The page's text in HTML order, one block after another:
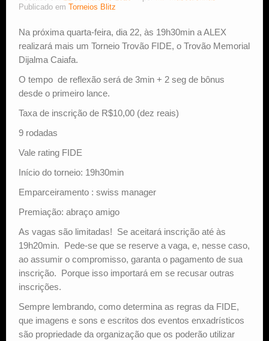
Publicado em
Torneios Blitz
Na próxima quarta-feira, dia 22, às 19h30min a ALEX
realizará mais um Torneio Trovão FIDE, o Trovão Memorial
Dijalma Caiafa.
O tempo de reflexão será de 3min + 2 seg de bônus
desde o primeiro lance.
Taxa de inscrição de R$10,00 (dez reais)
9 rodadas
Vale rating FIDE
Início do torneio: 19h30min
Emparceiramento : swiss manager
Premiação: abraço amigo
As vagas são limitadas! Se aceitará inscrição até às
19h20min. Pede-se que se reserve a vaga, e, nesse caso,
ao assumir o compromisso, garanta o pagamento de sua
inscrição. Porque isso importará em se recusar outras
inscrições.
Sempre lembrando, como determina as regras da FIDE,
que imagens e sons e escritos dos eventos enxadrísticos
são propriedade da organização que os poderão utilizar